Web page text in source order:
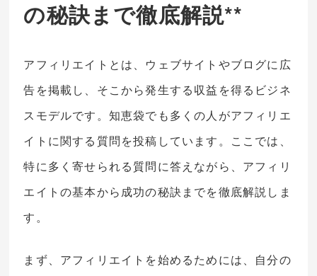
の秘訣まで徹底解説**
アフィリエイトとは、ウェブサイトやブログに広
告を掲載し、そこから発生する収益を得るビジネ
スモデルです。知恵袋でも多くの人がアフィリエ
イトに関する質問を投稿しています。ここでは、
特に多く寄せられる質問に答えながら、アフィリ
エイトの基本から成功の秘訣までを徹底解説しま
す。
まず、アフィリエイトを始めるためには、自分の